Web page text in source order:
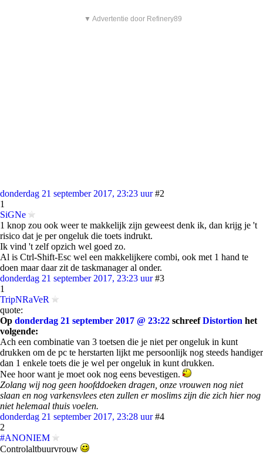
▼ Advertentie door Refinery89
donderdag 21 september 2017, 23:23 uur #2
1
SiGNe
1 knop zou ook weer te makkelijk zijn geweest denk ik, dan krijg je 't
risico dat je per ongeluk die toets indrukt.
Ik vind 't zelf opzich wel goed zo.
Al is Ctrl-Shift-Esc wel een makkelijkere combi, ook met 1 hand te
doen maar daar zit de taskmanager al onder.
donderdag 21 september 2017, 23:23 uur #3
1
TripNRaVeR
quote:
Op donderdag 21 september 2017 @ 23:22 schreefDistortion het
volgende:
Ach een combinatie van 3 toetsen die je niet per ongeluk in kunt
drukken om de pc te herstarten lijkt me persoonlijk nog steeds handiger
dan 1 enkele toets die je wel per ongeluk in kunt drukken.
Nee hoor want je moet ook nog eens bevestigen.
Zolang wij nog geen hoofddoeken dragen, onze vrouwen nog niet
slaan en nog varkensvlees eten zullen er moslims zijn die zich hier nog
niet helemaal thuis voelen.
donderdag 21 september 2017, 23:28 uur #4
2
#ANONIEM
Controlaltbuurvrouw